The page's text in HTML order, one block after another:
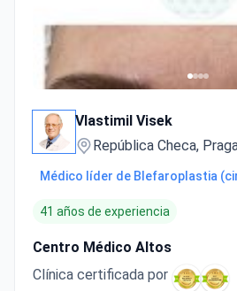
Vlastimil Visek
República Checa,
Médico líder de Blefaroplastia
41 años de experiencia
Centro Médico Altos
Clínica certificada por